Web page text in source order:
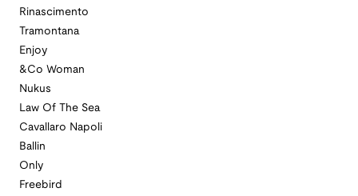
Rinascimento
Tramontana
Enjoy
&Co Woman
Nukus
Law Of The Sea
Cavallaro Napoli
Ballin
Only
Freebird